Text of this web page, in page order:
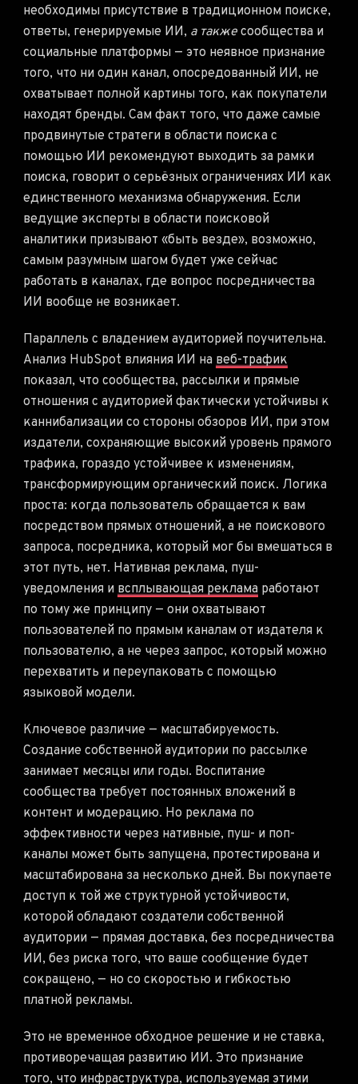
необходимы присутствие в традиционном поиске,
ответы, генерируемые ИИ, а такжесообщества и
социальные платформы — это неявное признание
того, что ни один канал, опосредованный ИИ, не
охватывает полной картины того, как покупатели
находят бренды. Сам факт того, что даже самые
продвинутые стратеги в области поиска с
помощью ИИ рекомендуют выходить за рамки
поиска, говорит о серьёзных ограничениях ИИ как
единственного механизма обнаружения. Если
ведущие эксперты в области поисковой
аналитики призывают «быть везде», возможно,
самым разумным шагом будет уже сейчас
работать в каналах, где вопрос посредничества
ИИ вообще не возникает.
Параллель с владением аудиторией поучительна.
Анализ HubSpot влияния ИИ на веб-трафик
показал, что сообщества, рассылки и прямые
отношения с аудиторией фактически устойчивы к
каннибализации со стороны обзоров ИИ, при этом
издатели, сохраняющие высокий уровень прямого
трафика, гораздо устойчивее к изменениям,
трансформирующим органический поиск. Логика
проста: когда пользователь обращается к вам
посредством прямых отношений, а не поискового
запроса, посредника, который мог бы вмешаться в
этот путь, нет. Нативная реклама, пуш-
уведомления и всплывающая реклама работают
по тому же принципу — они охватывают
пользователей по прямым каналам от издателя к
пользователю, а не через запрос, который можно
перехватить и переупаковать с помощью
языковой модели.
Ключевое различие — масштабируемость.
Создание собственной аудитории по рассылке
занимает месяцы или годы. Воспитание
сообщества требует постоянных вложений в
контент и модерацию. Но реклама по
эффективности через нативные, пуш- и поп-
каналы может быть запущена, протестирована и
масштабирована за несколько дней. Вы покупаете
доступ к той же структурной устойчивости,
которой обладают создатели собственной
аудитории — прямая доставка, без посредничества
ИИ, без риска того, что ваше сообщение будет
сокращено, — но со скоростью и гибкостью
платной рекламы.
Это не временное обходное решение и не ставка,
противоречащая развитию ИИ. Это признание
того, что инфраструктура, используемая этими